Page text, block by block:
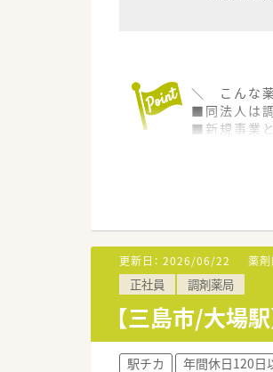
＼ こんな
■同法人は
■新規事業
■主な応需
■1日あた
■若手世代
更新日： 2026/06/22 薬剤
正社員 調剤薬局
【三島市/大場
駅チカ 年間休日120日